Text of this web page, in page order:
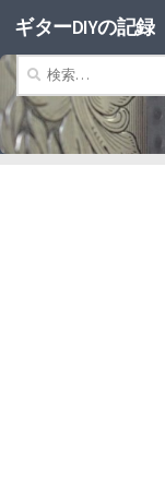
コンテンツへスキ
ギターDIYの記録